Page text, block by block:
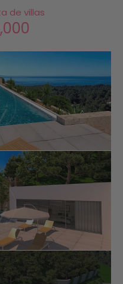
de villas